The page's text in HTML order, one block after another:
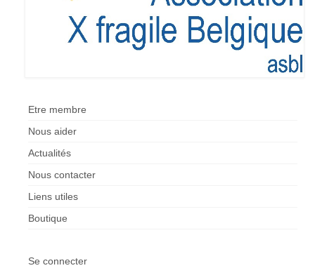
Espace Professionnels
Première ligne
Paramédicaux
Enseignants
Mouvements de jeunesse
Chercheurs
Etre membre
Nous aider
Actualités
Nous contacter
Liens utiles
Boutique
Se connecter